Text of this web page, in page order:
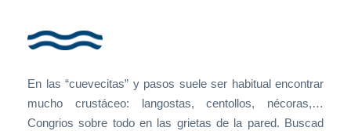
En las “cuevecitas” y pasos suele ser habitual encontrar
mucho crustáceo: langostas, centollos, nécoras,…
Congrios sobre todo en las grietas de la pared. Buscad